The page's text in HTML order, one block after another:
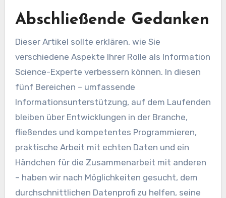
Abschließende Gedanken
Dieser Artikel sollte erklären, wie Sie
verschiedene Aspekte Ihrer Rolle als Information
Science-Experte verbessern können. In diesen
fünf Bereichen – umfassende
Informationsunterstützung, auf dem Laufenden
bleiben über Entwicklungen in der Branche,
fließendes und kompetentes Programmieren,
praktische Arbeit mit echten Daten und ein
Händchen für die Zusammenarbeit mit anderen
– haben wir nach Möglichkeiten gesucht, dem
durchschnittlichen Datenprofi zu helfen, seine